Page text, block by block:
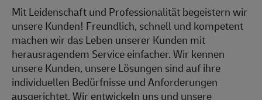
Mit Leidenschaft und Professionalität begeistern wir
unsere Kunden! Freundlich, schnell und kompetent
machen wir das Leben unserer Kunden mit
herausragendem Service einfacher. Wir kennen
unsere Kunden, unsere Lösungen sind auf ihre
individuellen Bedürfnisse und Anforderungen
ausgerichtet. Wir entwickeln uns und unsere